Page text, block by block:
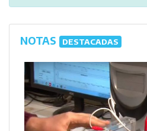
NOTAS DESTACADAS